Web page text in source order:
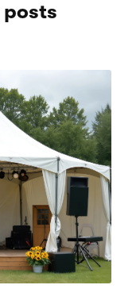
posts